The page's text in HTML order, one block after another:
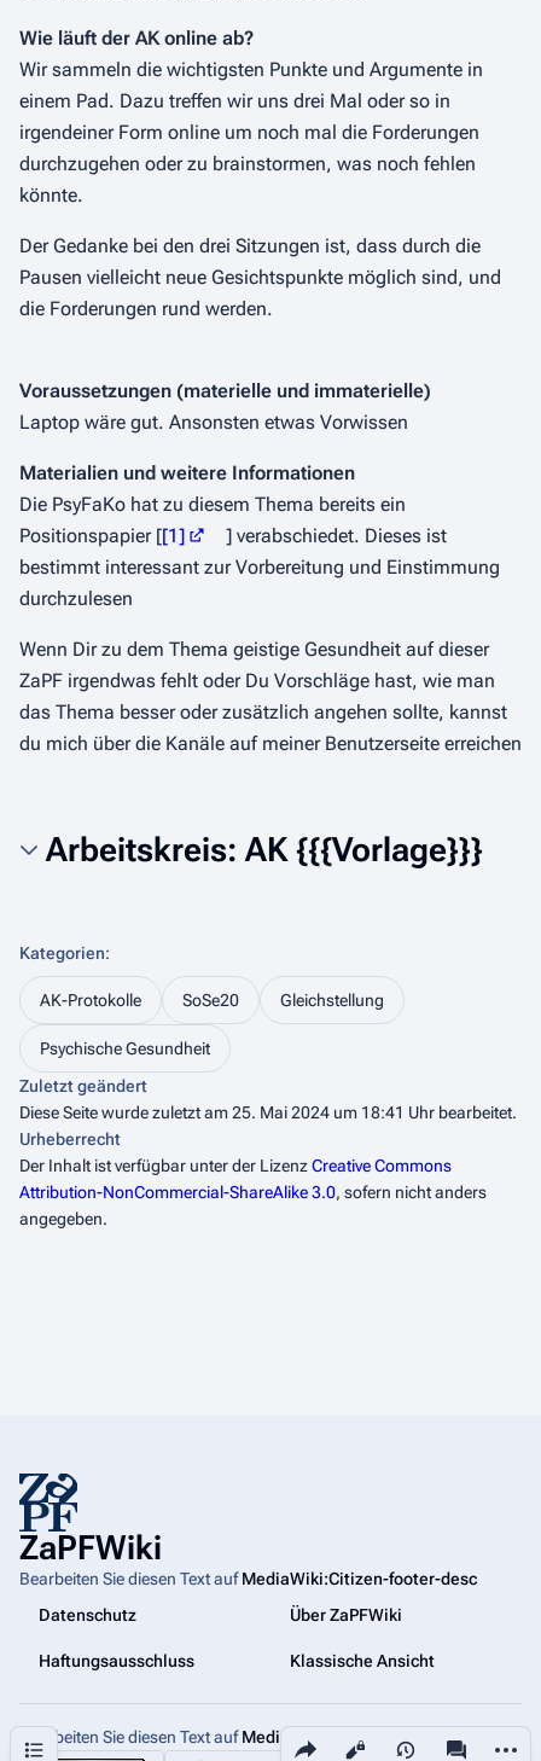
Diese Seite teilen
Ansichten
Wie läuft der AK online ab?
Wir sammeln die wichtigsten Punkte und Argumente in
einem Pad. Dazu treffen wir uns drei Mal oder so in
irgendeiner Form online um noch mal die Forderungen
durchzugehen oder zu brainstormen, was noch fehlen
könnte.
Der Gedanke bei den drei Sitzungen ist, dass durch die
Pausen vielleicht neue Gesichtspunkte möglich sind, und
die Forderungen rund werden.
Voraussetzungen (materielle und immaterielle)
Laptop wäre gut. Ansonsten etwas Vorwissen
Materialien und weitere Informationen
Die PsyFaKo hat zu diesem Thema bereits ein
Positionspapier [[1]
] verabschiedet. Dieses ist
bestimmt interessant zur Vorbereitung und Einstimmung
durchzulesen
Wenn Dir zu dem Thema geistige Gesundheit auf dieser
ZaPF irgendwas fehlt oder Du Vorschläge hast, wie man
das Thema besser oder zusätzlich angehen sollte, kannst
du mich über die Kanäle auf meiner Benutzerseite erreichen
Arbeitskreis: AK {{{Vorlage}}}
Inhaltsverzeichnis
Kategorien:
AK-Protokolle SoSe20 Gleichstellung
Psychische Gesundheit
Zuletzt geändert
Diese Seite wurde zuletzt am 25. Mai 2024 um 18:41 Uhr bearbeitet.
Urheberrecht
Der Inhalt ist verfügbar unter der LizenzCreative Commons
Attribution-NonCommercial-ShareAlike 3.0, sofern nicht anders
angegeben.
ZaPFWiki
Bearbeiten Sie diesen Text aufMediaWiki:Citizen-footer-desc
Datenschutz
Über ZaPFWiki
Haftungsausschluss Klassische Ansicht
Bearbeiten Sie diesen Text aufMediaWiki:Citizen-footer-tagline